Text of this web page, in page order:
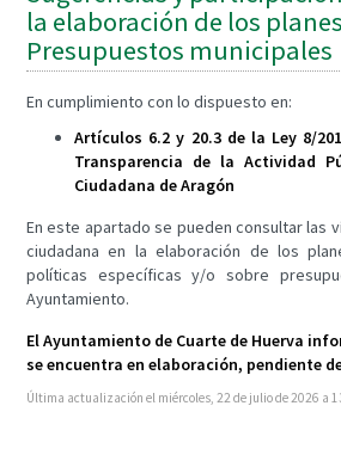
la elaboración de los
Presupuestos municipales
En cumplimiento con lo dispuesto en:
Artículos 6.2 y 20.3 de la Ley 8/
Transparencia de la Actividad
Ciudadana de Aragón
En este apartado se pueden consultar las
ciudadana en la elaboración de los
políticas específicas y/o sobre
Ayuntamiento.
El Ayuntamiento de Cuarte de Huerva
se encuentra en elaboración, pendiente
Última actualización el miércoles, 22 de julio de 2026 a